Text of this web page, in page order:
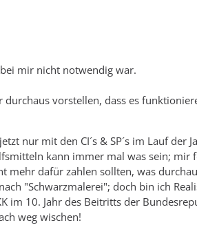
mir nicht notwendig war.
vorstellen, dass es
nur mit den CI´s & SP´s im Lauf der
kann immer mal was sein; mir
mehr dafür zahlen sollten, was
"Schwarzmalerei"; doch bin ich
im 10. Jahr des Beitritts der
weg wischen!